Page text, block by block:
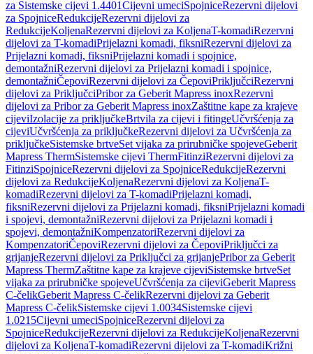
za Sistemske cijevi 1.4401Cijevni umeciSpojniceRezervni dijelovi
za SpojniceRedukcijeRezervni dijelovi za
RedukcijeKoljenaRezervni dijelovi za KoljenaT-komadiRezervni
dijelovi za T-komadiPrijelazni komadi, fiksniRezervni dijelovi za
Prijelazni komadi, fiksniPrijelazni komadi i spojnice,
demontažniRezervni dijelovi za Prijelazni komadi i spojnice,
demontažniČepoviRezervni dijelovi za ČepoviPriključciRezervni
dijelovi za PriključciPribor za Geberit Mapress inoxRezervni
dijelovi za Pribor za Geberit Mapress inoxZaštitne kape za krajeve
cijeviIzolacije za priključkeBrtvila za cijevi i fitingeUčvršćenja za
cijeviUčvršćenja za priključkeRezervni dijelovi za Učvršćenja za
priključkeSistemske brtveSet vijaka za prirubničke spojeveGeberit
Mapress ThermSistemske cijevi ThermFitinziRezervni dijelovi za
FitinziSpojniceRezervni dijelovi za SpojniceRedukcijeRezervni
dijelovi za RedukcijeKoljenaRezervni dijelovi za KoljenaT-
komadiRezervni dijelovi za T-komadiPrijelazni komadi,
fiksniRezervni dijelovi za Prijelazni komadi, fiksniPrijelazni komadi
i spojevi, demontažniRezervni dijelovi za Prijelazni komadi i
spojevi, demontažniKompenzatoriRezervni dijelovi za
KompenzatoriČepoviRezervni dijelovi za ČepoviPriključci za
grijanjeRezervni dijelovi za Priključci za grijanjePribor za Geberit
Mapress ThermZaštitne kape za krajeve cijeviSistemske brtveSet
vijaka za prirubničke spojeveUčvršćenja za cijeviGeberit Mapress
C-čelikGeberit Mapress C-čelikRezervni dijelovi za Geberit
Mapress C-čelikSistemske cijevi 1.0034Sistemske cijevi
1.0215Cijevni umeciSpojniceRezervni dijelovi za
SpojniceRedukcijeRezervni dijelovi za RedukcijeKoljenaRezervni
dijelovi za KoljenaT-komadiRezervni dijelovi za T-komadiKrižni